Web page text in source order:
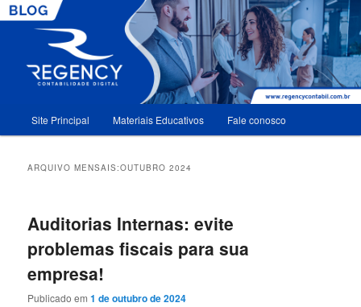
principal
Pular
conteúdo
principal
Pular
conteúdo
secundário
Site Principal Materiais Educativos Fale conosco
ARQUIVO MENSAIS:OUTUBRO 2024
Auditorias Internas: evite
problemas fiscais para sua
empresa!
Publicado em1 de outubro de 2024